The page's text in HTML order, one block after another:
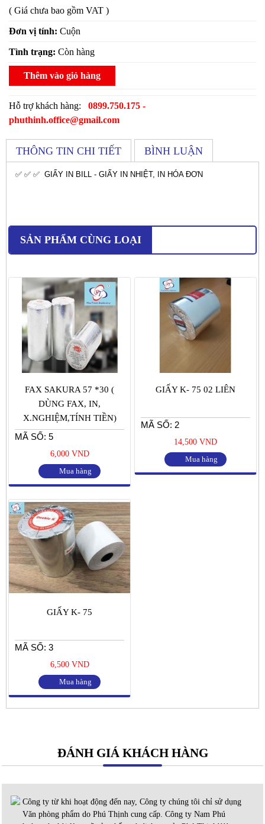
( Giá chưa bao gồm VAT )
Đơn vị tính: Cuộn
Tình trạng: Còn hàng
Thêm vào giỏ hàng
Hỗ trợ khách hàng: 0899.750.175 -
phuthinh.office@gmail.com
THÔNG TIN CHI TIẾT BÌNH LUẬN
✅ ✅ ✅ GIẤY IN BILL - GIẤY IN NHIỆT, IN HÓA ĐƠN
SẢN PHẨM CÙNG LOẠI
FAX SAKURA 57 *30 (
DÙNG FAX, IN,
X.NGHIỆM,TÍNH TIỀN)
MÃ SỐ: 5
6,000 VND
Mua hàng
GIẤY K- 75 02 LIÊN
MÃ SỐ: 2
14,500 VND
Mua hàng
GIẤY K- 75
MÃ SỐ: 3
6,500 VND
Mua hàng
ĐÁNH GIÁ KHÁCH HÀNG
Công ty từ khi hoạt động đến nay, Công ty chúng tôi chỉ sử dụng
Văn phòng phẩm do Phú Thịnh cung cấp. Công ty Nam Phú